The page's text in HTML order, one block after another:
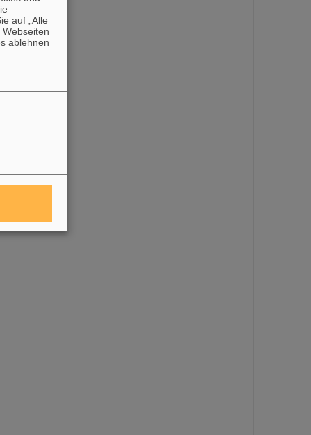
auf „Alle
ablehnen